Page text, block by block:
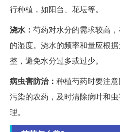
行种植，如阳台、花坛等。
浇水： 芍药对水分的需求较高
的湿度。浇水的频率和量应根
整，避免水分过多或过少。
病虫害防治： 种植芍药时要注
污染的农药，及时清除病叶和
理。